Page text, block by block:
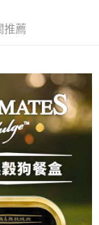
「AFTEE先享後付」
，可透過四大超商／
。
要取消訂單，請聯絡
，需透過AFTEE先享
示為準，若有關於
「AFTEE先享後付
home
後付」服務完成之交
關給付款項請求債
推薦